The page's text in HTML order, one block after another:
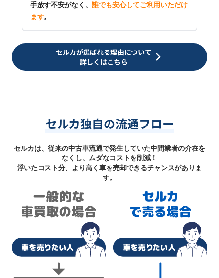
手放す不安がなく、 誰でも安心してご利用いただけ
ます。
セルカが選ばれる理由について
詳しくはこちら
セルカ独自の流通フロー
セルカは、従来の中古車流通で発生していた中間業者の介在を
なくし、ムダなコストを削減！
浮いたコスト分、より高く車を売却できるチャンスがありま
す。